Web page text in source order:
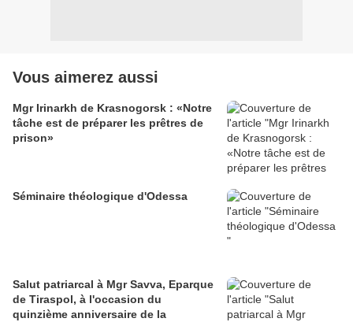
Vous aimerez aussi
Mgr Irinarkh de Krasnogorsk : «Notre
tâche est de préparer les prêtres de
prison»
Séminaire théologique d'Odessa
Salut patriarcal à Mgr Savva, Eparque
de Tiraspol, à l'occasion du
quinzième anniversaire de la